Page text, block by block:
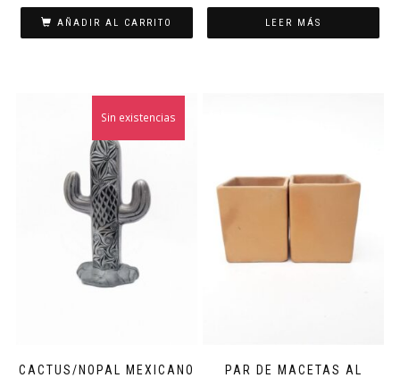
AÑADIR AL CARRITO LEER MÁS
CACTUS/NOPAL MEXICANO
Sin existencias
PAR DE MACETAS AL